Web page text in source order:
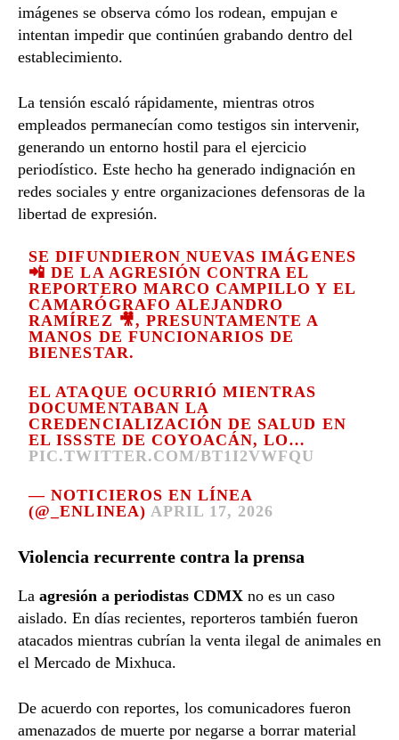
imágenes se observa cómo los rodean, empujan e
intentan impedir que continúen grabando dentro del
establecimiento.
La tensión escaló rápidamente, mientras otros
empleados permanecían como testigos sin intervenir,
generando un entorno hostil para el ejercicio
periodístico. Este hecho ha generado indignación en
redes sociales y entre organizaciones defensoras de la
libertad de expresión.
SE DIFUNDIERON NUEVAS IMÁGENES
📲 DE LA AGRESIÓN CONTRA EL
REPORTERO MARCO CAMPILLO Y EL
CAMARÓGRAFO ALEJANDRO
RAMÍREZ 🎥, PRESUNTAMENTE A
MANOS DE FUNCIONARIOS DE
BIENESTAR.
EL ATAQUE OCURRIÓ MIENTRAS
DOCUMENTABAN LA
CREDENCIALIZACIÓN DE SALUD EN
EL ISSSTE DE COYOACÁN, LO…
PIC.TWITTER.COM/BT1I2VWFQU
— NOTICIEROS EN LÍNEA
(@_ENLINEA) APRIL 17, 2026
Violencia recurrente contra la prensa
La agresión a periodistas CDMX no es un caso
aislado. En días recientes, reporteros también fueron
atacados mientras cubrían la venta ilegal de animales en
el Mercado de Mixhuca.
De acuerdo con reportes, los comunicadores fueron
amenazados de muerte por negarse a borrar material